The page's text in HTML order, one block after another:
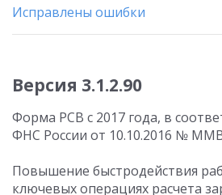
Исправлены ошибки
Версия 3.1.2.90
Форма РСВ с 2017 года, в
ФНС России от 10.10.2016 №
Повышение быстродействия
ключевых операциях расчета